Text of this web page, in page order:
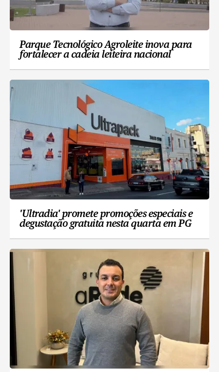
Parque Tecnológico Agroleite inova para
fortalecer a cadeia leiteira nacional
'Ultradia' promete promoções especiais e
degustação gratuita nesta quarta em PG